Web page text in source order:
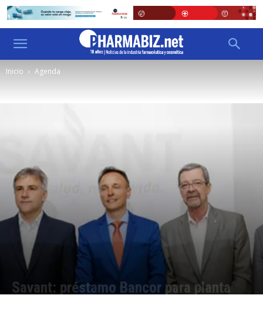
Inicio Agenda
Savant: préstamo Bancor para planta